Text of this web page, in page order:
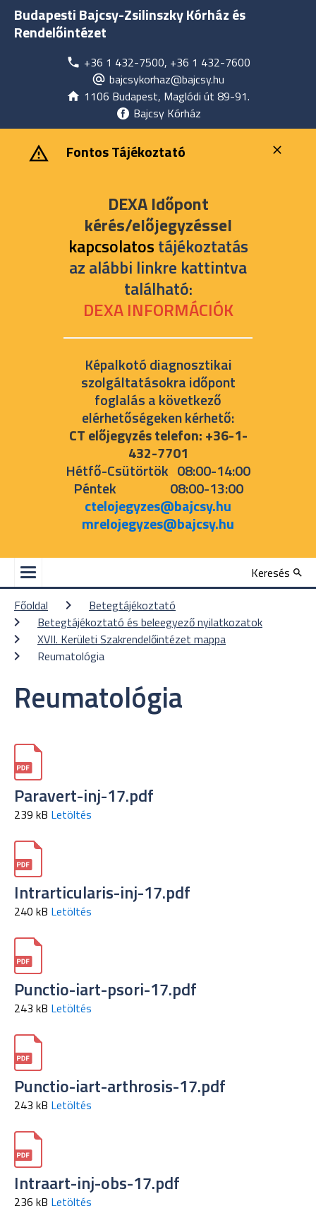
Budapesti Bajcsy-Zsilinszky Kórház és
Rendelőintézet
+36 1 432-7500, +36 1 432-7600
bajcsykorhaz@bajcsy.hu
1106 Budapest, Maglódi út 89-91.
Bajcsy Kórház
‎ ‎Fontos Tájékoztató
DEXA Időpont
kérés/előjegyzéssel
kapcsolatostájékoztatás
az alábbi linkre kattintva
található:
DEXA INFORMÁCIÓK
Képalkotó diagnosztikai
szolgáltatásokra időpont
foglalás a következő
elérhetőségeken kérhető:
CT előjegyzés telefon: +36-1-
432-7701
Hétfő-Csütörtök 08:00-14:00
Péntek 08:00-13:00
ctelojegyzes@bajcsy.hu
mrelojegyzes@bajcsy.hu
Keresés
Főoldal
Betegtájékoztató
Betegtájékoztató és beleegyező nyilatkozatok
XVII. Kerületi Szakrendelőintézet mappa
Reumatológia
Reumatológia
Paravert-inj-17.pdf
239 kB Letöltés
Intrarticularis-inj-17.pdf
240 kB Letöltés
Punctio-iart-psori-17.pdf
243 kB Letöltés
Punctio-iart-arthrosis-17.pdf
243 kB Letöltés
Intraart-inj-obs-17.pdf
236 kB Letöltés